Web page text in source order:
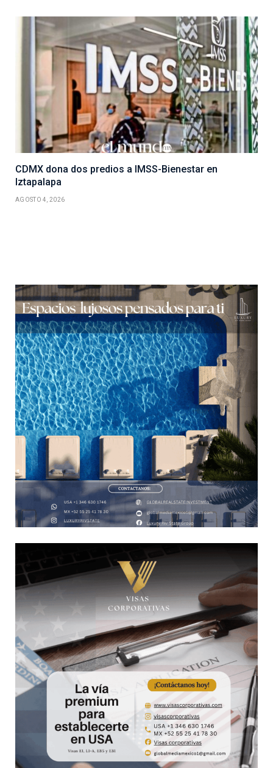
CDMX dona dos predios a IMSS-Bienestar en
Iztapalapa
AGOSTO 4, 2026